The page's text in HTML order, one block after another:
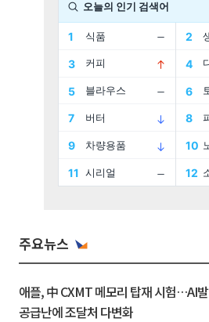
주요뉴스
애플, 中 CXMT 메모리 탑재 시험…AI발
공급난에 조달처 다변화